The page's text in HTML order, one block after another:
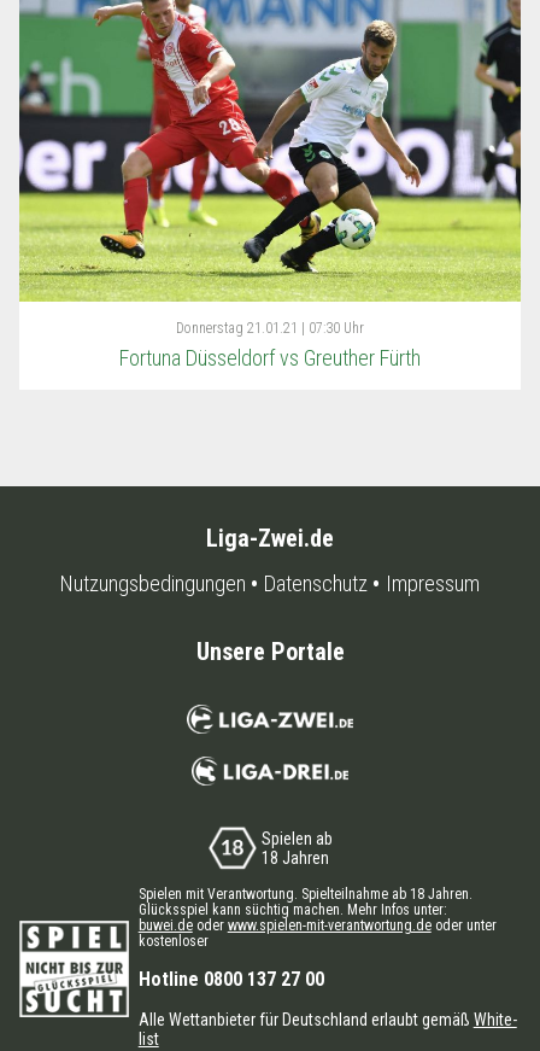
Donnerstag 21.01.21 | 07:30 Uhr
Fortuna Düsseldorf vs Greuther Fürth
Liga-Zwei.de
Nutzungsbedingungen Datenschutz Impressum
Unsere Portale
Spielen ab
18 Jahren
Spielen mit Verantwortung. Spielteilnahme ab 18 Jahren.
Glücksspiel kann süchtig machen. Mehr Infos unter:
buwei.deoder www.spielen-mit-verantwortung.deoder unter
kostenloser
Hotline 0800 137 27 00
Alle Wettanbieter für Deutschland erlaubt gemäß White-
list